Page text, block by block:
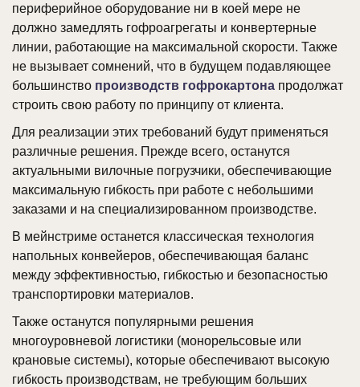
периферийное оборудование ни в коей мере не
должно замедлять гофроагрегаты и конвертерные
линии, работающие на максимальной скорости. Также
не вызывает сомнений, что в будущем подавляющее
большинство производств гофрокартона продолжат
строить свою работу по принципу от клиента.
Для реализации этих требований будут применяться
различные решения. Прежде всего, останутся
актуальными вилочные погрузчики, обеспечивающие
максимальную гибкость при работе с небольшими
заказами и на специализированном производстве.
В мейнстриме останется классическая технология
напольных конвейеров, обеспечивающая баланс
между эффективностью, гибкостью и безопасностью
транспортировки материалов.
Также останутся популярными решения
многоуровневой логистики (монорельсовые или
крановые системы), которые обеспечивают высокую
гибкость производствам, не требующим больших